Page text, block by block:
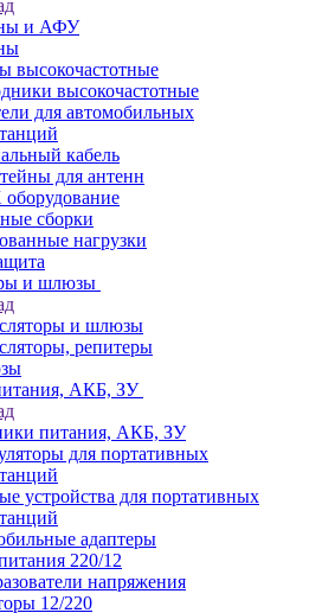
и АФУ
высокочастотные
высокочастотные
для автомобильных
кабель
для антенн
сборки
нагрузки
и шлюзы
и шлюзы
репитеры
АКБ, ЗУ
питания, АКБ, ЗУ
для портативных
устройства для портативных
адаптеры
220/12
напряжения
12/220